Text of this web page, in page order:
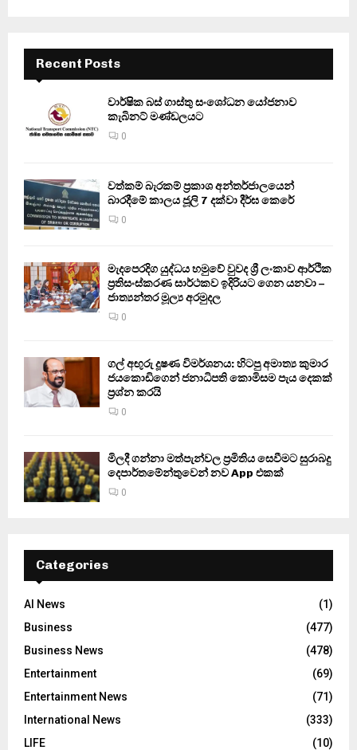
Recent Posts
වාර්ෂික බස් ගාස්තු සංශෝධන යෝජනාව
කැබිනට් මණ්ඩලයට
0
වත්කම් බැරකම් ප්‍රකාශ අන්තර්ජාලයෙන්
බාරදීමේ කාලය ජූලි 7 දක්වා දීර්ඝ කෙරේ
0
මැදපෙරදිග යුද්ධය හමුවේ වුවද ශ්‍රී ලංකාව ආර්ථික
ප්‍රතිසංස්කරණ සාර්ථකව ඉදිරියට ගෙන යනවා –
ජාත්‍යන්තර මූල්‍ය අරමුදල
0
ගල් අඟුරු දූෂණ විමර්ශනය: හිටපු අමාත්‍ය කුමාර
ජයකොඩිගෙන් ජනාධිපති කොමිසම පැය දෙකක්
ප්‍රශ්න කරයි
0
මිලදී ගන්නා මත්පැන්වල ප්‍රමිතිය සෙවීමට සුරාබදු
දෙපාර්තමේන්තුවෙන් නව App එකක්
0
Categories
AI News
(1)
Business
(477)
Business News
(478)
Entertainment
(69)
Entertainment News
(71)
International News
(333)
LIFE
(10)